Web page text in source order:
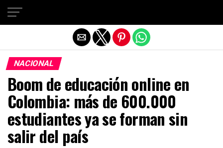
NACIONAL
Boom de educación online en
Colombia: más de 600.000
estudiantes ya se forman sin
salir del país